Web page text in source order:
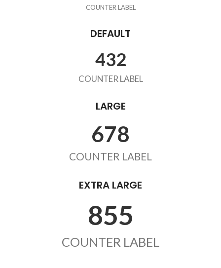
COUNTER LABEL
DEFAULT
432
COUNTER LABEL
LARGE
678
COUNTER LABEL
EXTRA LARGE
855
COUNTER LABEL